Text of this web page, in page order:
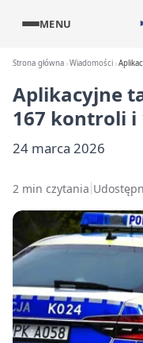
MENU
Strona główna Wiadomości
Aplikacyjne
167 kontroli i
24 marca 2026
2 min czytania